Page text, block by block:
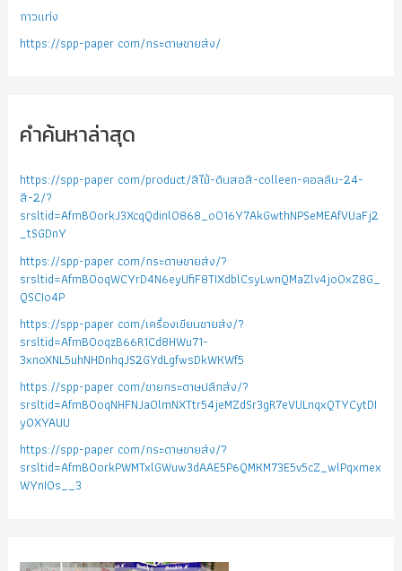
กาวแท่ง
https://spp-paper com/กระดาษขายส่ง/
คำค้นหาล่าสุด
https://spp-paper com/product/สีไม้-ดินสอสี-colleen-คอลลีน-24-
สี-2/?
srsltid=AfmBOorkJ3XcqQdinlO868_o016Y7AkGwthNPSeMEAfVUaFj2
_tSGDnY
https://spp-paper com/กระดาษขายส่ง/?
srsltid=AfmBOoqWCYrD4N6eyUfiF8TIXdblCsyLwnQMaZlv4jo0xZ8G_
QSCIo4P
https://spp-paper com/เครื่องเขียนขายส่ง/?
srsltid=AfmBOoqzB66R1Cd8HWu71-
3xnoXNL5uhNHDnhqJS2GYdLgfwsDkWKWf5
https://spp-paper com/ขายกระดาษปลีกส่ง/?
srsltid=AfmBOoqNHFNJa0lmNXTtr54jeMZdSr3gR7eVULnqxQTYCytDI
yOXYAUU
https://spp-paper com/กระดาษขายส่ง/?
srsltid=AfmBOorkPWMTxlGWuw3dAAE5P6QMKM73E5v5cZ_wlPqxmex
WYnIOs__3